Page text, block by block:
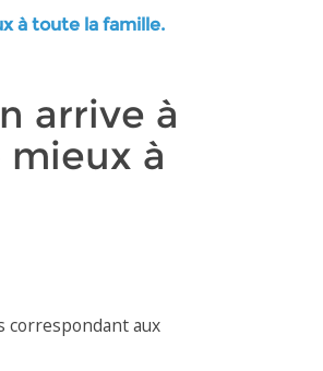
à toute la famille.
arrive à
à
correspondant aux